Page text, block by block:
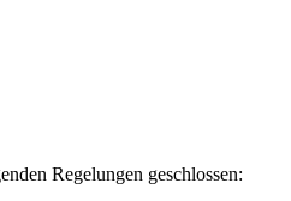
Regelungen geschlossen: